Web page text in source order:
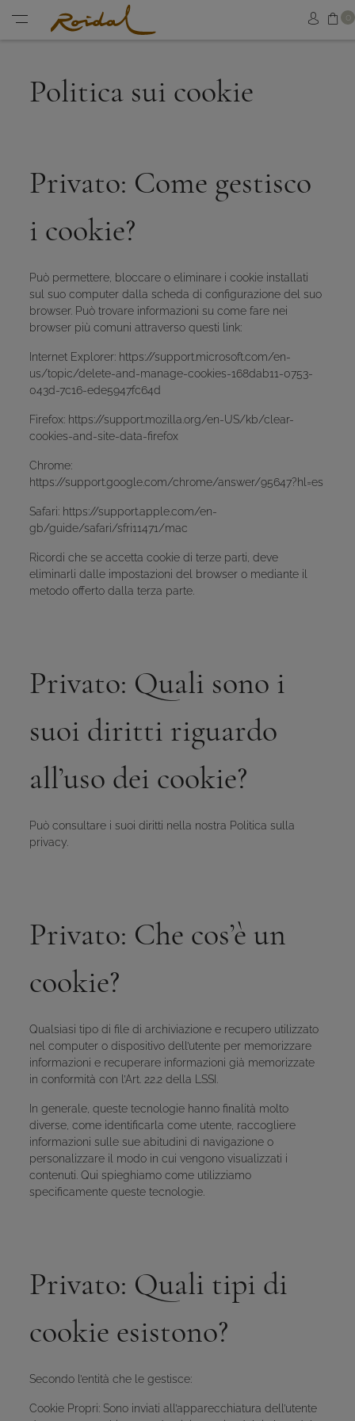
Sign in
0
Politica sui cookie
Privato: Come gestisco
i cookie?
Può permettere, bloccare o eliminare i cookie installati
sul suo computer dalla scheda di configurazione del suo
browser. Può trovare informazioni su come fare nei
browser più comuni attraverso questi link:
Internet Explorer: https://support.microsoft.com/en-
us/topic/delete-and-manage-cookies-168dab11-0753-
043d-7c16-ede5947fc64d
Firefox: https://support.mozilla.org/en-US/kb/clear-
cookies-and-site-data-firefox
Chrome:
https://support.google.com/chrome/answer/95647?hl=es
Safari: https://support.apple.com/en-
gb/guide/safari/sfri11471/mac
Ricordi che se accetta cookie di terze parti, deve
eliminarli dalle impostazioni del browser o mediante il
metodo offerto dalla terza parte.
Privato: Quali sono i
suoi diritti riguardo
all’uso dei cookie?
Può consultare i suoi diritti nella nostra Politica sulla
privacy
Privato: Che cos’è un
cookie?
Qualsiasi tipo di file di archiviazione e recupero utilizzato
nel computer o dispositivo dell’utente per memorizzare
informazioni e recuperare informazioni già memorizzate
in conformità con l’Art. 22.2 della LSSI.
In generale, queste tecnologie hanno finalità molto
diverse, come identificarla come utente, raccogliere
informazioni sulle sue abitudini di navigazione o
personalizzare il modo in cui vengono visualizzati i
contenuti. Qui spieghiamo come utilizziamo
specificamente queste tecnologie.
Privato: Quali tipi di
cookie esistono?
Secondo l’entità che le gestisce:
Cookie Propri: Sono inviati all’apparecchiatura dell’utente